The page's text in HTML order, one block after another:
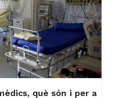
què són i per a